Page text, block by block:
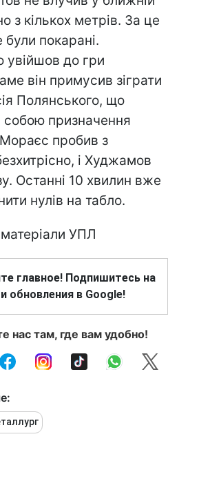
з кількох метрів. За це
були покарані.
увійшов до гри
він примусив зіграти
Полянського, що
собою призначення
пробив з
і Худжамов
Останні 10 хвилин вже
нулів на табло.
УПЛ
главное! Подпишитесь на
обновления в Google!
нас там, где вам удобно!